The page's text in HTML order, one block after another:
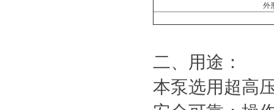
外
二、用途：
本泵选用超高